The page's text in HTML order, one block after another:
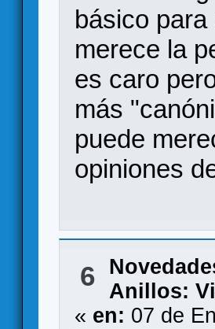
básico
merece la
es caro
más
puede
opiniones
6 Anillos:
« en: 07 de